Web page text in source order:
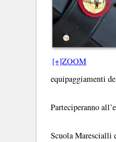
[+]ZOOM
equipaggiamenti
Parteciperanno
Scuola Marescialli